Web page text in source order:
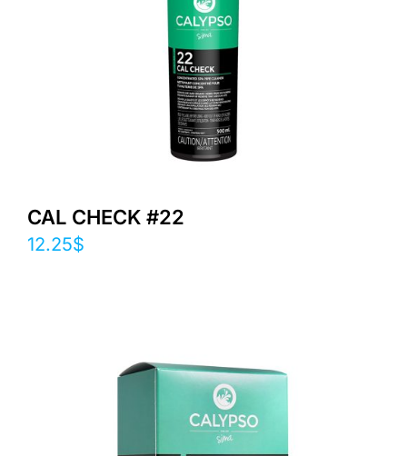
CAL CHECK #22
12.25$